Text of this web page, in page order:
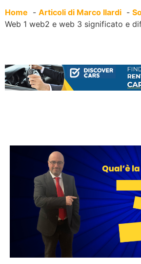
Home
Articoli di Marco Ilardi
Web 1 web2 e web 3 significato e